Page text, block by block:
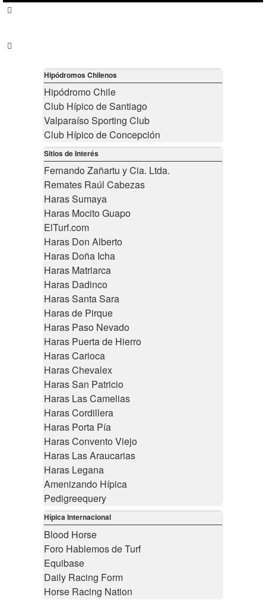
Hipódromos Chilenos
Hipódromo Chile
Club Hípico de Santiago
Valparaíso Sporting Club
Club Hípico de Concepción
Sitios de Interés
Fernando Zañartu y Cia. Ltda.
Remates Raúl Cabezas
Haras Sumaya
Haras Mocito Guapo
ElTurf.com
Haras Don Alberto
Haras Doña Icha
Haras Matriarca
Haras Dadinco
Haras Santa Sara
Haras de Pirque
Haras Paso Nevado
Haras Puerta de Hierro
Haras Carioca
Haras Chevalex
Haras San Patricio
Haras Las Camelias
Haras Cordillera
Haras Porta Pía
Haras Convento Viejo
Haras Las Araucarias
Haras Legana
Amenizando Hípica
Pedigreequery
Hípica Internacional
Blood Horse
Foro Hablemos de Turf
Equibase
Daily Racing Form
Horse Racing Nation